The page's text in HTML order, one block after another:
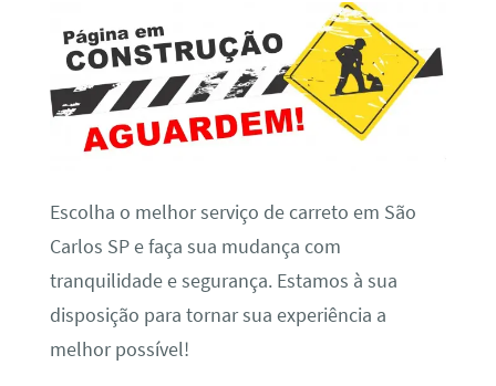
Escolha o melhor serviço de carreto em São
Carlos SP e faça sua mudança com
tranquilidade e segurança. Estamos à sua
disposição para tornar sua experiência a
melhor possível!